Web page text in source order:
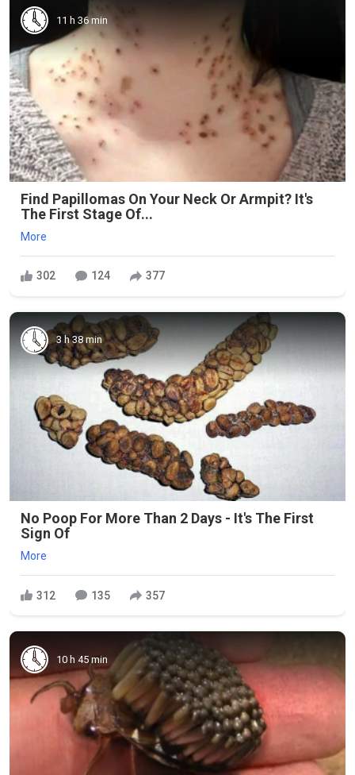
11 h 36 min
Find Papillomas On Your Neck Or Armpit? It's
The First Stage Of...
More
302 124 377
3 h 38 min
No Poop For More Than 2 Days - It's The First
Sign Of
More
312 135 357
10 h 45 min